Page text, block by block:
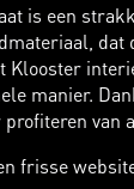
is een
dat
Klooster
manier.
profiteren van
frisse